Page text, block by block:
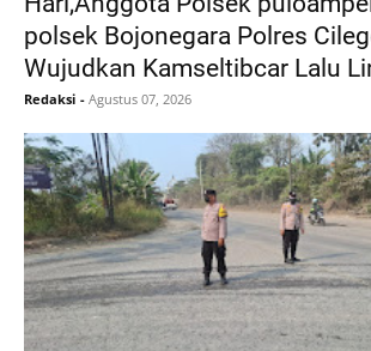
polsek Bojonegara Polres
Wujudkan Kamseltibcar Lalu
Redaksi - Agustus 07, 2026